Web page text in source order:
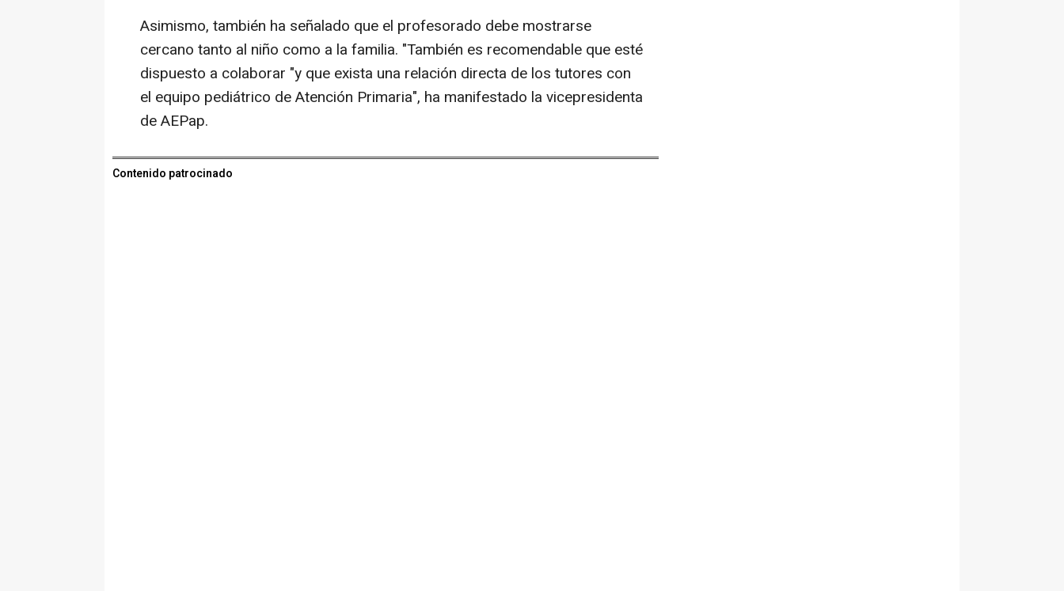
Asimismo, también ha señalado que el profesorado debe mostrarse
cercano tanto al niño como a la familia. "También es recomendable que esté
dispuesto a colaborar "y que exista una relación directa de los tutores con
el equipo pediátrico de Atención Primaria", ha manifestado la vicepresidenta
de AEPap.
Contenido patrocinado